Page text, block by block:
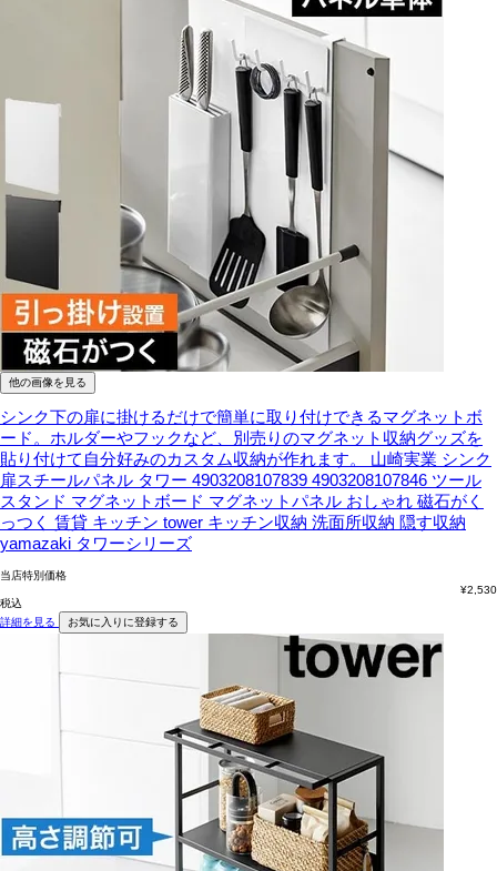
他の画像を見る
シンク下の扉に掛けるだけで簡単に取り付けできるマグネットボ
ード。ホルダーやフックなど、別売りのマグネット収納グッズを
貼り付けて自分好みのカスタム収納が作れます。
山崎実業 シンク
扉スチールパネル タワー 4903208107839 4903208107846 ツール
スタンド マグネットボード マグネットパネル おしゃれ 磁石がく
っつく 賃貸 キッチン tower キッチン収納 洗面所収納 隠す収納
yamazaki タワーシリーズ
当店特別価格
¥2,530
税込
詳細を見る
お気に入りに登録する